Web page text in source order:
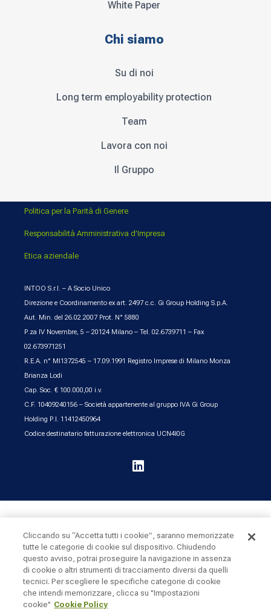
White Paper
Chi siamo
Su di noi
Long term employability protection
Team
Lavora con noi
Il Gruppo
Politica per la Parità di Genere
Responsabilità Amministrativa d’Impresa
Etica aziendale
INTOO S.r.l. – A Socio Unico
Direzione e Coordinamento ex art. 2497 c.c. Gi Group Holding S.p.A.
Aut. Min. del 26.02.2007 Prot. N° 5880
P.za IV Novembre, 5 – 20124 Milano – Tel. 02.6739711 – Fax
02.673971251
R.E.A. n° MI1372545 – 17.09.1991 Registro Imprese di Milano Monza
Brianza Lodi
Cap. Soc. € 100.000,00 i.v.
C.F. 10409240156 – Società appartenente al gruppo IVA Gi Group
Holding P.I. 11412450964
Codice destinatario fatturazione elettronica UCN4I0G

Cookie Policy
Cliccando su “Accetta tutti i cookie”, saranno memorizzate
tutte le categorie di cookie sul dispositivo. Chiudendo
questo avviso, potrai proseguire la navigazione in assenza
di cookie o altri strumenti di tracciamento diversi da quelli
tecnici. Per scegliere le specifiche categorie di cookie
che intendi memorizzare, clicca su "Impostazioni
cookie" Cookie Policy